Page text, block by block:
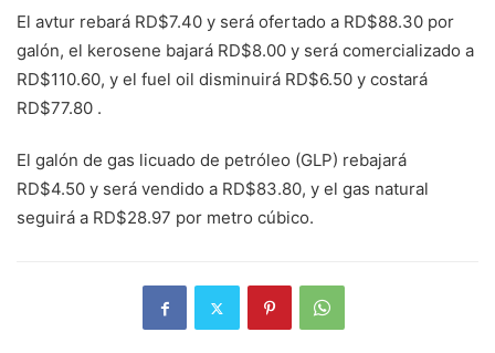
El avtur rebará RD$7.40 y será ofertado a RD$88.30 por
galón, el kerosene bajará RD$8.00 y será comercializado a
RD$110.60, y el fuel oil disminuirá RD$6.50 y costará
RD$77.80 .
El galón de gas licuado de petróleo (GLP) rebajará
RD$4.50 y será vendido a RD$83.80, y el gas natural
seguirá a RD$28.97 por metro cúbico.